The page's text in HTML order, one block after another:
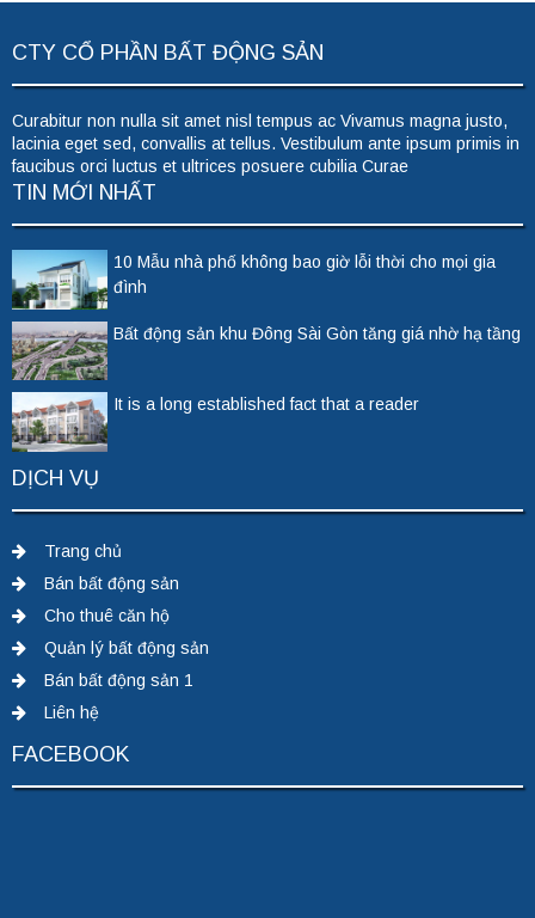
CTY CỔ PHẦN BẤT ĐỘNG SẢN
Curabitur non nulla sit amet nisl tempus ac Vivamus magna justo,
lacinia eget sed, convallis at tellus. Vestibulum ante ipsum primis in
faucibus orci luctus et ultrices posuere cubilia Curae
TIN MỚI NHẤT
10 Mẫu nhà phố không bao giờ lỗi thời cho mọi gia
đình
Bất động sản khu Đông Sài Gòn tăng giá nhờ hạ tầng
It is a long established fact that a reader
DỊCH VỤ
Trang chủ
Bán bất động sản
Cho thuê căn hộ
Quản lý bất động sản
Bán bất động sản 1
Liên hệ
FACEBOOK